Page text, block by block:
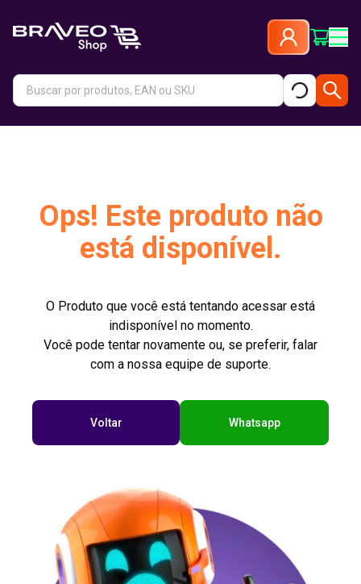
Ops! Este produto não
está disponível.
O Produto que você está tentando acessar está
indisponível no momento.
Você pode tentar novamente ou, se preferir, falar
com a nossa equipe de suporte.
Voltar Whatsapp